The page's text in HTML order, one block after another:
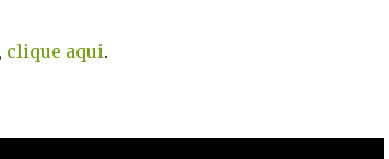
clique aqui.